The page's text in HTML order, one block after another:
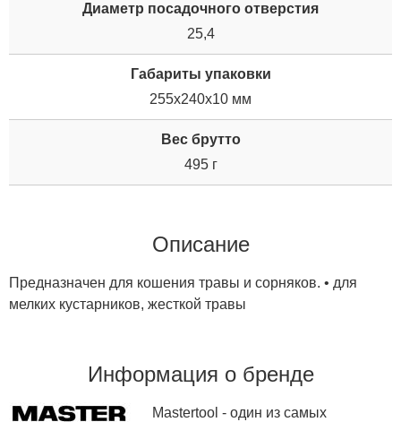
Диаметр посадочного отверстия
25,4
Габариты упаковки
255x240x10 мм
Вес брутто
495 г
Описание
Предназначен для кошения травы и сорняков. • для
мелких кустарников, жесткой травы
Информация о бренде
Mastertool - один из самых